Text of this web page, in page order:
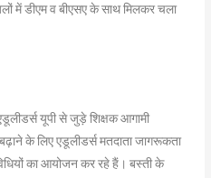
में डीएम व बीएसए के साथ मिलकर चला
यूपी से जुड़े शिक्षक आगामी
के लिए एडूलीडर्स मतदाता जागरूकता
का आयोजन कर रहे हैं। बस्ती के